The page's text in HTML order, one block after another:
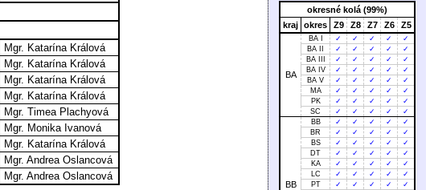
okresné kolá (99%)
kraj okres Z9 Z8 Z7 Z6 Z5
BA
BA I ✓ ✓ ✓ ✓
✓
BA II
✓ ✓ ✓ ✓
✓
BA III
✓ ✓ ✓ ✓
✓
BA IV
✓ ✓ ✓ ✓
✓
BA V
✓ ✓ ✓ ✓
✓
MA
✓ ✓ ✓ ✓
✓
PK
✓ ✓ ✓ ✓
✓
SC
✓ ✓ ✓ ✓ ✓
BB
BB ✓ ✓ ✓ ✓
✓
BR
✓ ✓ ✓ ✓
✓
BS
✓ ✓ ✓ ✓
✓
DT
✓ ✓ ✓ ✓
✓
KA
✓ ✓ ✓ ✓
✓
LC
✓ ✓ ✓ ✓
✓
PT
✓ ✓ ✓ ✓
✓
Mgr. Katarína Králová
Mgr. Katarína Králová
Mgr. Katarína Králová
Mgr. Katarína Králová
Mgr. Timea Plachyová
Mgr. Monika Ivanová
Mgr. Katarína Králová
Mgr. Andrea Oslancová
Mgr. Andrea Oslancová